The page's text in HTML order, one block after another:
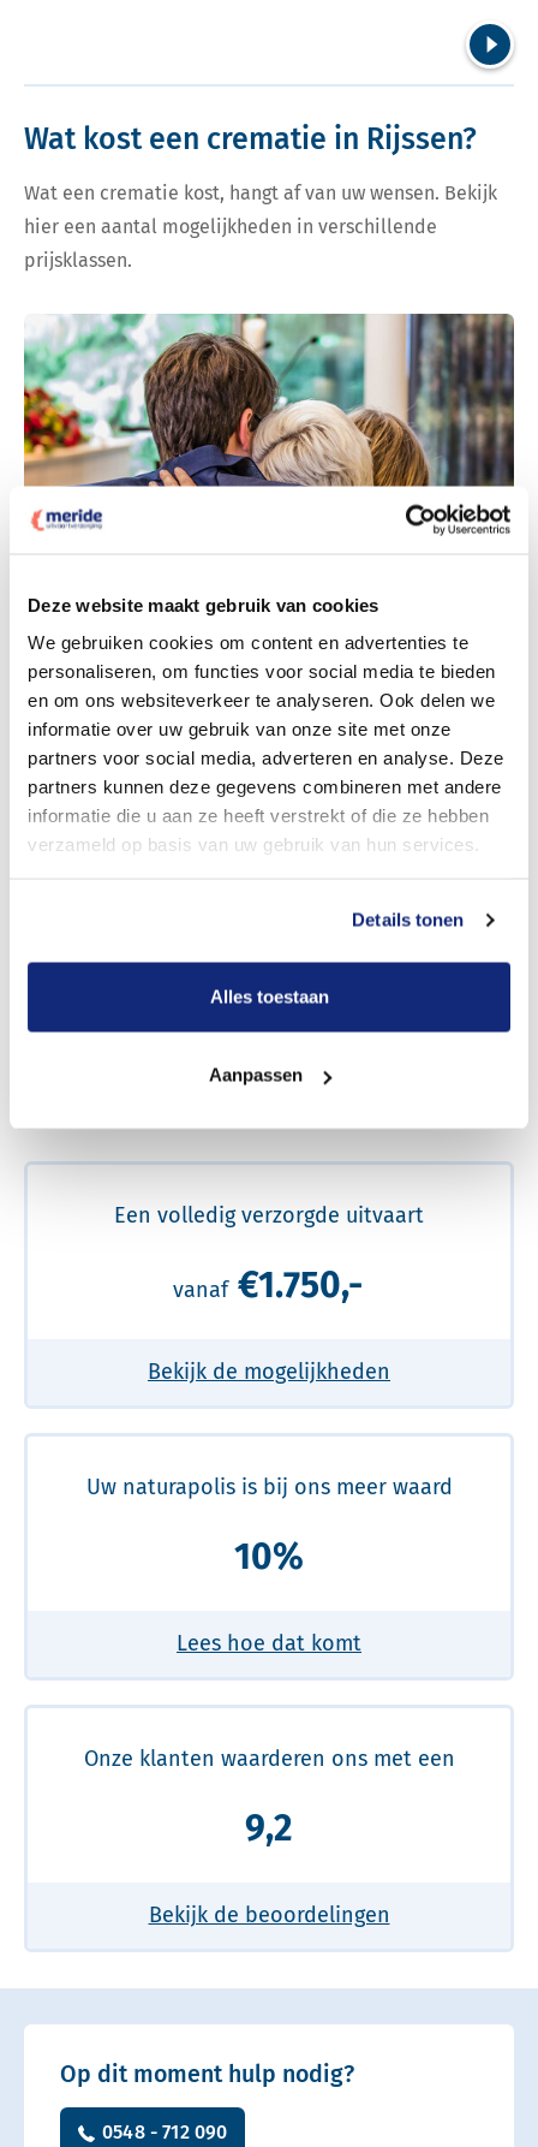
Deze website maakt gebruik van cookies
We gebruiken cookies om content en advertenties te
personaliseren, om functies voor social media te bieden
en om ons websiteverkeer te analyseren. Ook delen we
informatie over uw gebruik van onze site met onze
partners voor social media, adverteren en analyse. Deze
partners kunnen deze gegevens combineren met andere
informatie die u aan ze heeft verstrekt of die ze hebben
verzameld op basis van uw gebruik van hun services.
Details tonen
Alles toestaan
Aanpassen
Wat kost een crematie in Rijssen?
Wat een crematie kost, hangt af van uw wensen. Bekijk
hier een aantal mogelijkheden in verschillende
prijsklassen.
Bekijk tarieven voor crematie
Bekijk tarieven voor begrafenis
Een betere uitvaart ervaring voor een betere
Een volledig verzorgde uitvaart
vanaf €1.750,-
Bekijk de mogelijkheden
Uw naturapolis is bij ons meer waard
10%
Lees hoe dat komt
Onze klanten waarderen ons met een
9,2
Bekijk de beoordelingen
Op dit moment hulp nodig?
0548 - 712 090